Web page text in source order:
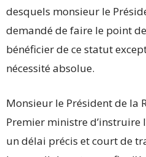
desquels monsieur le
demandé de faire le point
bénéficier de ce statut
nécessité absolue.
Monsieur le Président de la
Premier ministre d’instruire
un délai précis et court de